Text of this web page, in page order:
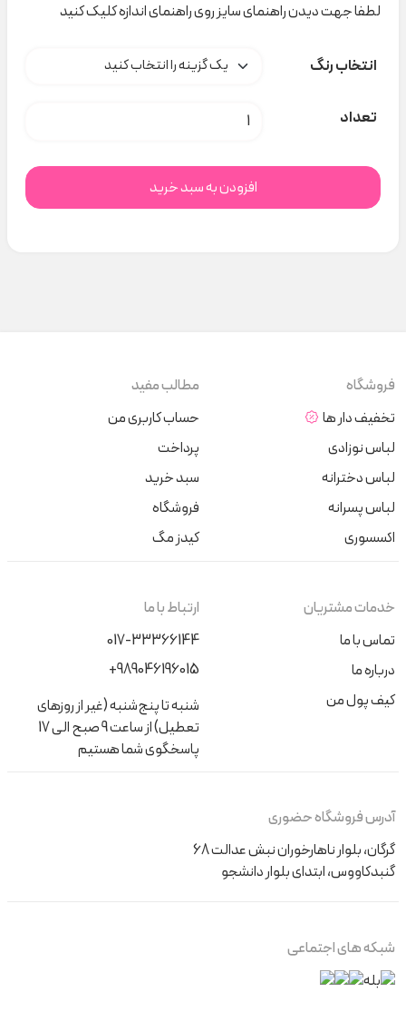
لطفا جهت دیدن راهنمای سایز روی راهنمای اندازه کلیک کنید
انتخاب رنگ
تعداد پیش بندفانتزی کد A000172 عدد
افزودن به سبد خرید
فروشگاه
تخفیف دار ها
لباس نوزادی
لباس دخترانه
لباس پسرانه
اکسسوری
مطالب مفید
حساب کاربری من
پرداخت
سبد خرید
فروشگاه
کیدز مگ
خدمات مشتریان
تماس با ما
درباره ما
کیف پول من
ارتباط با ما
017-33366144
+989046196015
شنبه تا پنج‌شنبه (غیر از روزهای
تعطیل) از ساعت 9 صبح الی 17
پاسخگوی شما هستیم
آدرس فروشگاه حضوری
گرگان، بلوار ناهارخوران نبش عدالت 68
گنبدکاووس، ابتدای بلوار دانشجو
شبکه های اجتماعی